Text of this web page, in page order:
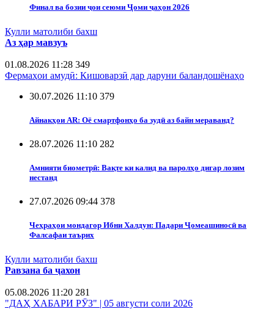
Финал ва бозии ҷои сеюми Ҷоми ҷаҳон 2026
Кулли матолиби бахш
Аз ҳар мавзуъ
01.08.2026 11:28 349
Фермаҳои амудӣ: Кишоварзӣ дар даруни баландошёнаҳо
30.07.2026 11:10 379
Айнакҳои AR: Оё смартфонҳо ба зудӣ аз байн мераванд?
28.07.2026 11:10 282
Амнияти биометрӣ: Вақте ки калид ва паролҳо дигар лозим
нестанд
27.07.2026 09:44 378
Чеҳраҳои мондагор Ибни Халдун: Падари Ҷомеашиносӣ ва
Фалсафаи таърих
Кулли матолиби бахш
Равзана ба ҷахон
05.08.2026 11:20 281
"ДАҲ ХАБАРИ РӮЗ" | 05 августи соли 2026